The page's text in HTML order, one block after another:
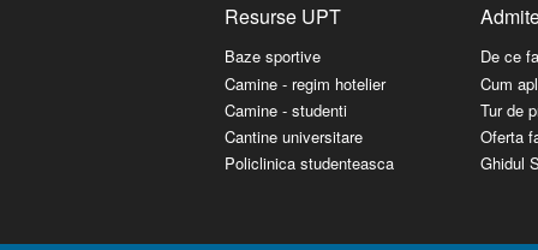
Resurse UPT
Baze sportive
Camine - regim hotelier
Camine - studenti
Cantine universitare
Policlinica studenteasca
De ce
Cum
Tur de
Oferta
Ghidul